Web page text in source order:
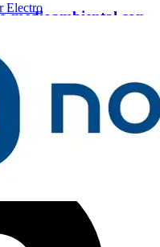
Electro
medioambiental con
consumibles recogidos